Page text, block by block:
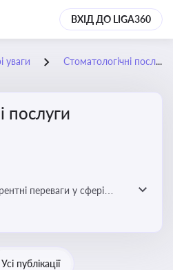
ВХІД ДО LIGA360
уваги Стоматологічні послуги
послуги
переваги у сфері
новітніх
Усі публікації